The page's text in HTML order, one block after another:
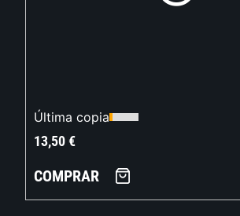
Última copia
13,50€
COMPRAR